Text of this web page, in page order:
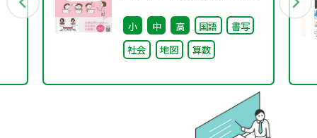
小 中 高 国語
書写
社会
地図 算数